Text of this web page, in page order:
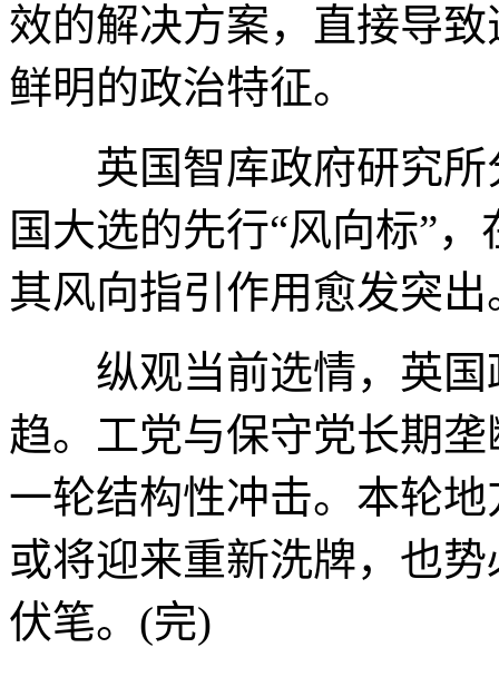
效的解决方案，直接导
鲜明的政治特征。
英国智库政府研究所
国大选的先行“风向标”
其风向指引作用愈发突出
纵观当前选情，英国
趋。工党与保守党长期
一轮结构性冲击。本轮
或将迎来重新洗牌，也
伏笔。(完)